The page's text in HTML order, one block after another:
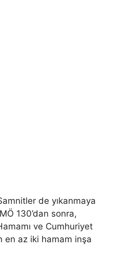
de yıkanmaya
130’dan sonra,
ve Cumhuriyet
en az iki hamam inşa